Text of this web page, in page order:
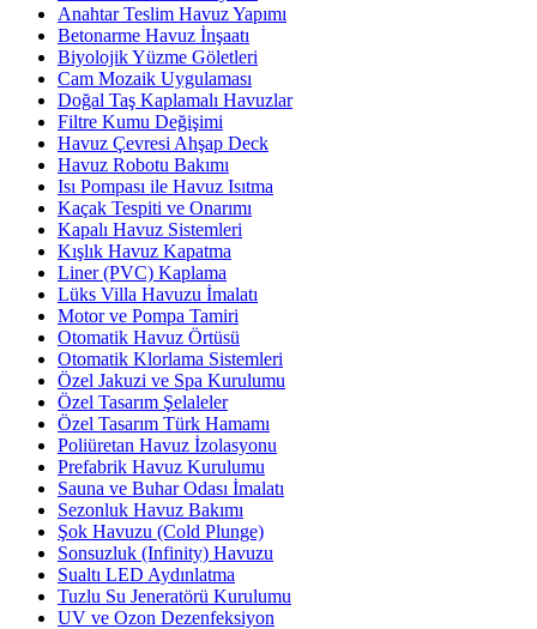
Anahtar Teslim Havuz Yapımı
Betonarme Havuz İnşaatı
Biyolojik Yüzme Göletleri
Cam Mozaik Uygulaması
Doğal Taş Kaplamalı Havuzlar
Filtre Kumu Değişimi
Havuz Çevresi Ahşap Deck
Havuz Robotu Bakımı
Isı Pompası ile Havuz Isıtma
Kaçak Tespiti ve Onarımı
Kapalı Havuz Sistemleri
Kışlık Havuz Kapatma
Liner (PVC) Kaplama
Lüks Villa Havuzu İmalatı
Motor ve Pompa Tamiri
Otomatik Havuz Örtüsü
Otomatik Klorlama Sistemleri
Özel Jakuzi ve Spa Kurulumu
Özel Tasarım Şelaleler
Özel Tasarım Türk Hamamı
Poliüretan Havuz İzolasyonu
Prefabrik Havuz Kurulumu
Sauna ve Buhar Odası İmalatı
Sezonluk Havuz Bakımı
Şok Havuzu (Cold Plunge)
Sonsuzluk (Infinity) Havuzu
Sualtı LED Aydınlatma
Tuzlu Su Jeneratörü Kurulumu
UV ve Ozon Dezenfeksiyon